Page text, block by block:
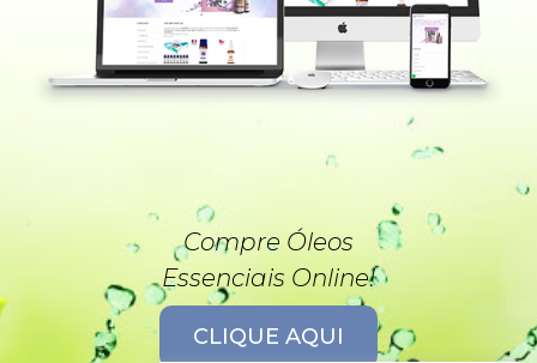
Compre Óleos
Essenciais Online!
CLIQUE AQUI